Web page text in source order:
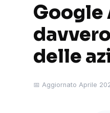
Google
delle
📅 Aggiornato Aprile